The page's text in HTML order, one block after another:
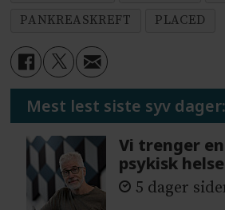
PANKREASKREFT
PLACED
Mest lest siste syv dager:
Vi trenger
psykisk
5 dager